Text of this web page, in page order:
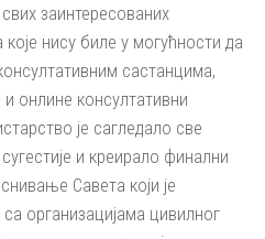
заинтересованих
које нису биле у могућности да
састанцима,
и онлине консултативни
је сагледало све
и креирало финални
Савета који је
организацијама цивилног